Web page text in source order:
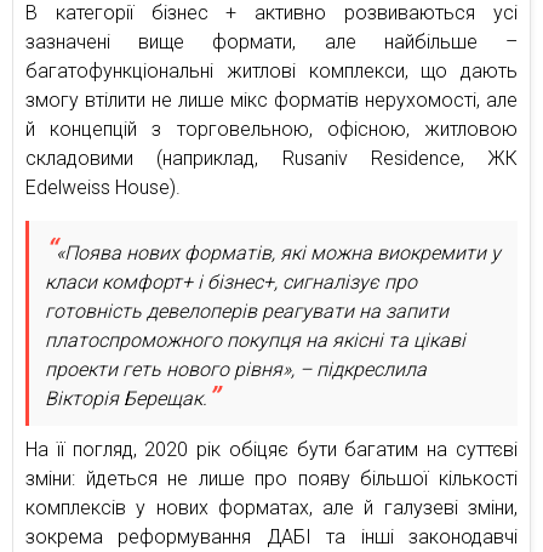
В категорії бізнес + активно розвиваються усі
зазначені вище формати, але найбільше –
багатофункціональні житлові комплекси, що дають
змогу втілити не лише мікс форматів нерухомості, але
й концепцій з торговельною, офісною, житловою
складовими (наприклад, Rusaniv Residence, ЖК
Edelweiss House).
«Поява нових форматів, які можна виокремити у
класи комфорт+ і бізнес+, сигналізує про
готовність девелоперів реагувати на запити
платоспроможного покупця на якісні та цікаві
проекти геть нового рівня», – підкреслила
Вікторія Берещак.
На її погляд, 2020 рік обіцяє бути багатим на суттєві
зміни: йдеться не лише про появу більшої кількості
комплексів у нових форматах, але й галузеві зміни,
зокрема реформування ДАБІ та інші законодавчі